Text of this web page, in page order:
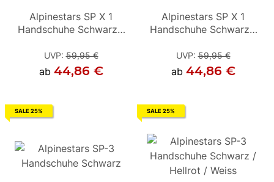
Alpinestars SP X 1
Handschuhe Schwarz /
UVP:59,95 €
ab 44,86 €
Alpinestars SP X 1
Handschuhe Schwarz /
UVP:59,95 €
ab44,86 €
Alpinestars SP X 1
Handschuhe Schwarz /
UVP:59,95 €
ab 44,86 €
SALE 25% SALE 25%